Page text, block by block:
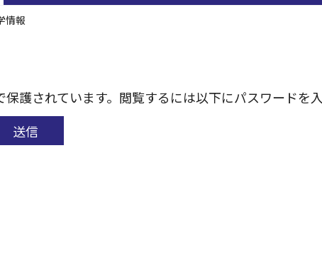
情報
護されています。閲覧するには以下にパスワードを入